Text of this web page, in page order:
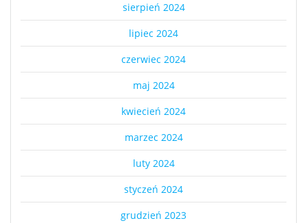
sierpień 2024
lipiec 2024
czerwiec 2024
maj 2024
kwiecień 2024
marzec 2024
luty 2024
styczeń 2024
grudzień 2023